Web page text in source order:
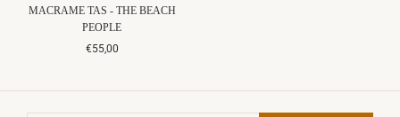
MACRAME TAS - THE BEACH
PEOPLE
€55,00